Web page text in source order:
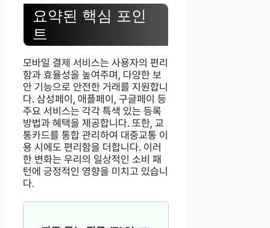
요약된 핵심 포인
트
모바일 결제 서비스는 사용자의 편리
함과 효율성을 높여주며, 다양한 보
안 기능으로 안전한 거래를 지원합니
다. 삼성페이, 애플페이, 구글페이 등
주요 서비스는 각각 특색 있는 등록
방법과 혜택을 제공합니다. 또한, 교
통카드를 통합 관리하여 대중교통 이
용 시에도 편리함을 더합니다. 이러
한 변화는 우리의 일상적인 소비 패
턴에 긍정적인 영향을 미치고 있습니
다.